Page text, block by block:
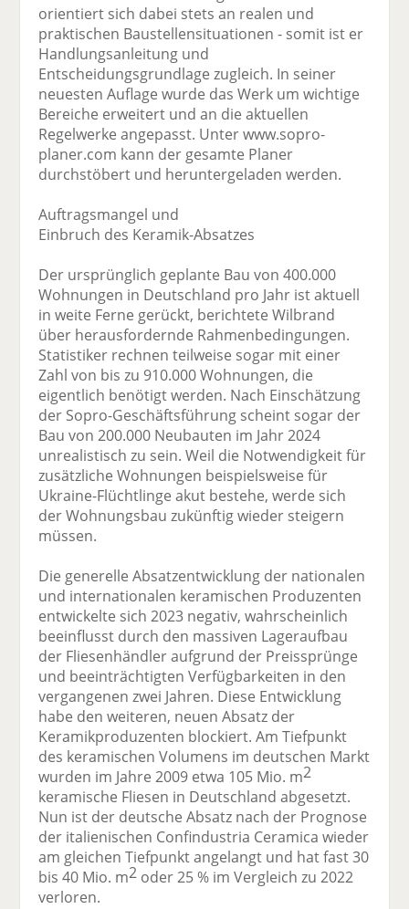
orientiert sich dabei stets an realen und
praktischen Baustellensituationen - somit ist er
Handlungsanleitung und
Entscheidungsgrundlage zugleich. In seiner
neuesten Auflage wurde das Werk um wichtige
Bereiche erweitert und an die aktuellen
Regelwerke angepasst. Unter www.sopro-
planer.com kann der gesamte Planer
durchstöbert und heruntergeladen werden.
Auftragsmangel und
Einbruch des Keramik-Absatzes
Der ursprünglich geplante Bau von 400.000
Wohnungen in Deutschland pro Jahr ist aktuell
in weite Ferne gerückt, berichtete Wilbrand
über herausfordernde Rahmenbedingungen.
Statistiker rechnen teilweise sogar mit einer
Zahl von bis zu 910.000 Wohnungen, die
eigentlich benötigt werden. Nach Einschätzung
der Sopro-Geschäftsführung scheint sogar der
Bau von 200.000 Neubauten im Jahr 2024
unrealistisch zu sein. Weil die Notwendigkeit für
zusätzliche Wohnungen beispielsweise für
Ukraine-Flüchtlinge akut bestehe, werde sich
der Wohnungsbau zukünftig wieder steigern
müssen.
Die generelle Absatzentwicklung der nationalen
und internationalen keramischen Produzenten
entwickelte sich 2023 negativ, wahrscheinlich
beeinflusst durch den massiven Lageraufbau
der Fliesenhändler aufgrund der Preissprünge
und beeinträchtigten Verfügbarkeiten in den
vergangenen zwei Jahren. Diese Entwicklung
habe den weiteren, neuen Absatz der
Keramikproduzenten blockiert. Am Tiefpunkt
des keramischen Volumens im deutschen Markt
wurden im Jahre 2009 etwa 105 Mio. m2
keramische Fliesen in Deutschland abgesetzt.
Nun ist der deutsche Absatz nach der Prognose
der italienischen Confindustria Ceramica wieder
am gleichen Tiefpunkt angelangt und hat fast 30
bis 40 Mio. m2 oder 25 % im Vergleich zu 2022
verloren.